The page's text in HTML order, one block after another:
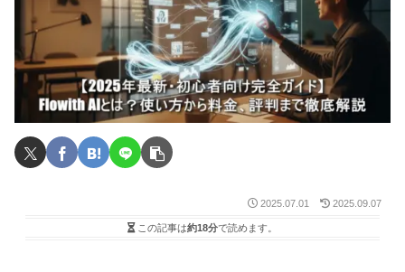
2025.07.01 2025.09.07
この記事は約18分で読めます。